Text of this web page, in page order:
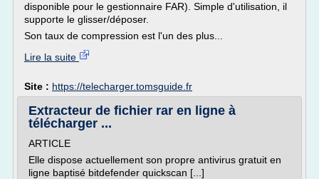
disponible pour le gestionnaire FAR). Simple d'utilisation, il
supporte le glisser/déposer.
Son taux de compression est l'un des plus...
Lire la suite
Site : https://telecharger.tomsguide.fr
Extracteur de fichier rar en ligne à
télécharger ...
ARTICLE
Elle dispose actuellement son propre antivirus gratuit en
ligne baptisé bitdefender quickscan [...]